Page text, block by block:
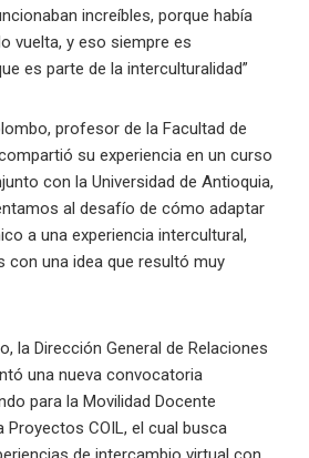
increíbles, porque había
vuelta, y eso siempre es
es parte de la interculturalidad”
profesor de la Facultad de
su experiencia en un curso
con la Universidad de Antioquia,
al desafío de cómo adaptar
a una experiencia intercultural,
con una idea que resultó muy
la Dirección General de Relaciones
una nueva convocatoria
para la Movilidad Docente
Proyectos COIL, el cual busca